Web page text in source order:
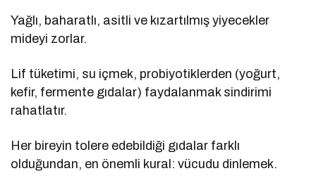
Yağlı, baharatlı, asitli ve kızartılmış yiyecekler
mideyi zorlar.
Lif tüketimi, su içmek, probiyotiklerden (yoğurt,
kefir, fermente gıdalar) faydalanmak sindirimi
rahatlatır.
Her bireyin tolere edebildiği gıdalar farklı
olduğundan, en önemli kural: vücudu dinlemek.